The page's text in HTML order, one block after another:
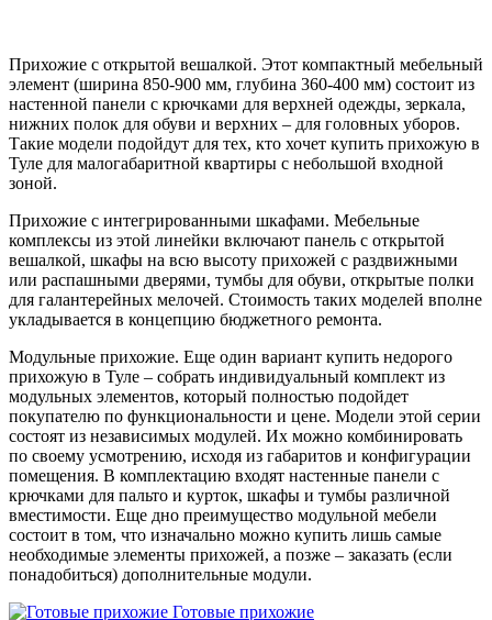
Прихожие с открытой вешалкой. Этот компактный мебельный
элемент (ширина 850-900 мм, глубина 360-400 мм) состоит из
настенной панели с крючками для верхней одежды, зеркала,
нижних полок для обуви и верхних – для головных уборов.
Такие модели подойдут для тех, кто хочет купить прихожую в
Туле для малогабаритной квартиры с небольшой входной
зоной.
Прихожие с интегрированными шкафами. Мебельные
комплексы из этой линейки включают панель с открытой
вешалкой, шкафы на всю высоту прихожей с раздвижными
или распашными дверями, тумбы для обуви, открытые полки
для галантерейных мелочей. Стоимость таких моделей вполне
укладывается в концепцию бюджетного ремонта.
Модульные прихожие. Еще один вариант купить недорого
прихожую в Туле – собрать индивидуальный комплект из
модульных элементов, который полностью подойдет
покупателю по функциональности и цене. Модели этой серии
состоят из независимых модулей. Их можно комбинировать
по своему усмотрению, исходя из габаритов и конфигурации
помещения. В комплектацию входят настенные панели с
крючками для пальто и курток, шкафы и тумбы различной
вместимости. Еще дно преимущество модульной мебели
состоит в том, что изначально можно купить лишь самые
необходимые элементы прихожей, а позже – заказать (если
понадобиться) дополнительные модули.
Готовые прихожие